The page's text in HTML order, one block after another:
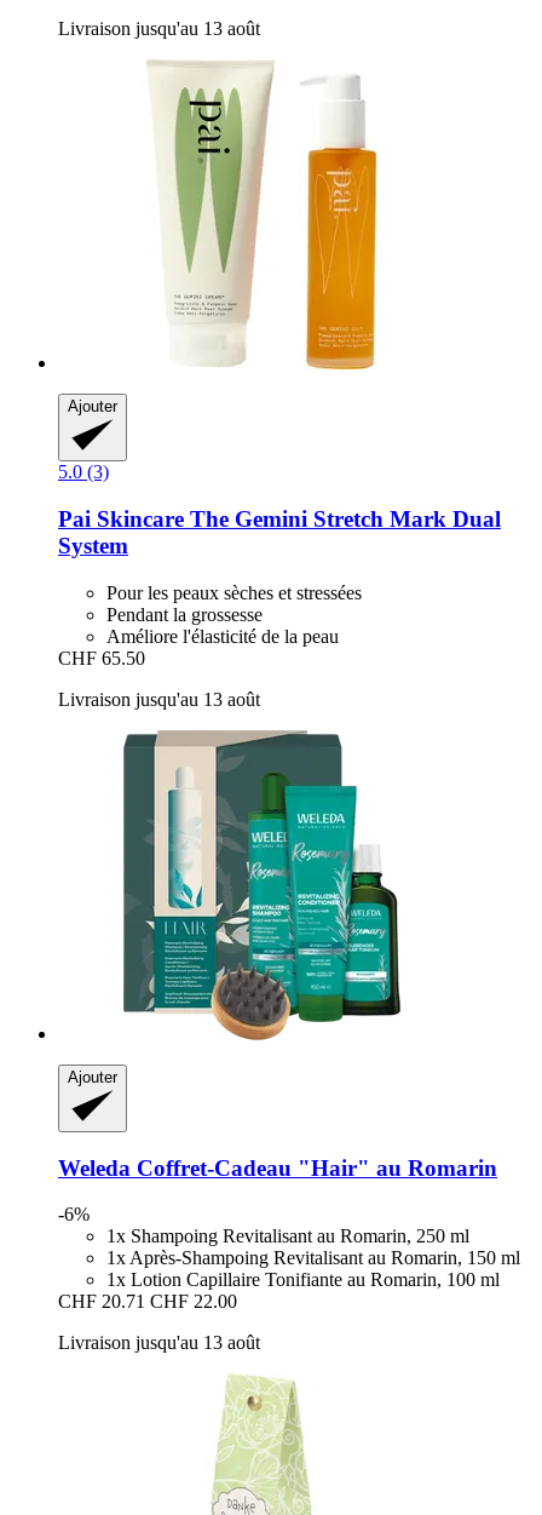
Livraison jusqu'au 13 août
Ajouter
5.0 (3)
Pai Skincare The Gemini Stretch Mark Dual
System
Pour les peaux sèches et stressées
Pendant la grossesse
Améliore l'élasticité de la peau
CHF 65.50
Livraison jusqu'au 13 août
Ajouter
Weleda Coffret-​Cadeau "Hair" au Romarin
-6%
1x Shampoing Revitalisant au Romarin, 250 ml
1x Après-Shampoing Revitalisant au Romarin, 150 ml
1x Lotion Capillaire Tonifiante au Romarin, 100 ml
CHF 20.71 CHF 22.00
Livraison jusqu'au 13 août